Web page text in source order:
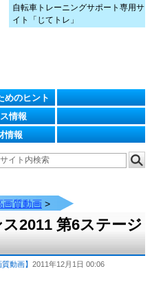
自転車トレーニングサポート専用サ
イト「じてトレ」
めのヒント
情報
情報
質動画 >
2011 第6ステージ
動画】 2011年12月1日 00:06